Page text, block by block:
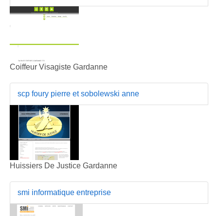
Coiffeur Visagiste Gardanne
scp foury pierre et sobolewski anne
Huissiers De Justice Gardanne
smi informatique entreprise